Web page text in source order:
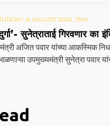
8 AUGUST 2026, 19:41
सुनेत्राताई गिरवणार का
अजित पवार यांच्या आकस्मिक
उपमुख्यमंत्री सुनेत्रा पवार